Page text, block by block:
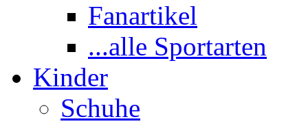
Fanartikel
...alle Sportarten
Kinder
Schuhe